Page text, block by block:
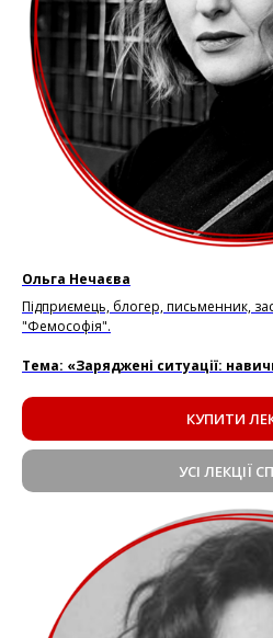
Ольга Нечаєва
Підприємець, блогер, письменник,
"Фемософія".
Тема: «Заряджені ситуації:
КУПИТИ
УСІ ЛЕКЦІЇ